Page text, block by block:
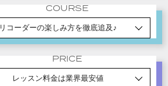
COURSE
リコーダーの楽しみ方を徹底追及♪
PRICE
レッスン料金は業界最安値